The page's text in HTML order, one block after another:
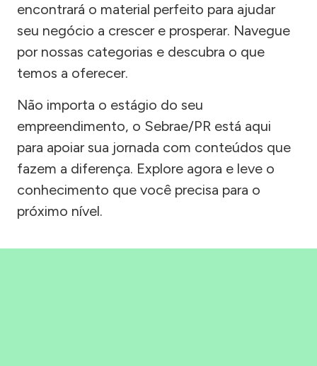
encontrará o material perfeito para ajudar
seu negócio a crescer e prosperar. Navegue
por nossas categorias e descubra o que
temos a oferecer.
Não importa o estágio do seu
empreendimento, o Sebrae/PR está aqui
para apoiar sua jornada com conteúdos que
fazem a diferença. Explore agora e leve o
conhecimento que você precisa para o
próximo nível.